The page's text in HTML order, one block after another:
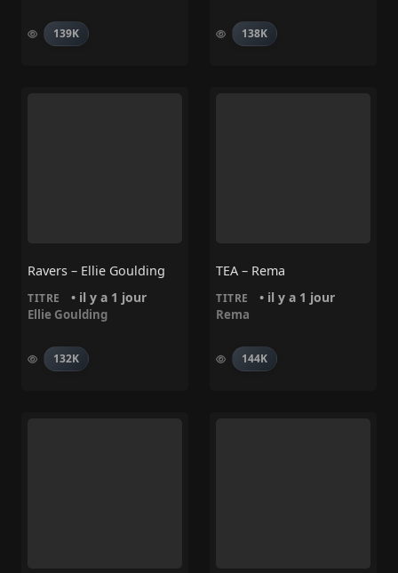
139K 138K
Ravers – Ellie Goulding
TITRE • il y a 1 jour
Ellie Goulding
132K
TEA – Rema
TITRE • il y a 1 jour
Rema
144K